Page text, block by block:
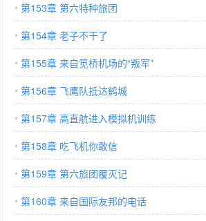
第153章 第六特种旅团
第154章 老子不干了
第155章 来自笕桥机场的“叛军”
第156章 飞鹰队抵达鹤城
第157章 高直航进入模拟机训练
第158章 吃飞机你敢信
第159章 第六旅团覆灭记
第160章 来自国际友邦的电话